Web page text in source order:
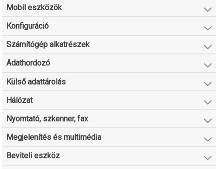
Mobil eszközök
Konfiguráció
Számítógép alkatrészek
Adathordozó
Külső adattárolás
Hálózat
Nyomtató, szkenner, fax
Megjelenítés és multimédia
Beviteli eszköz